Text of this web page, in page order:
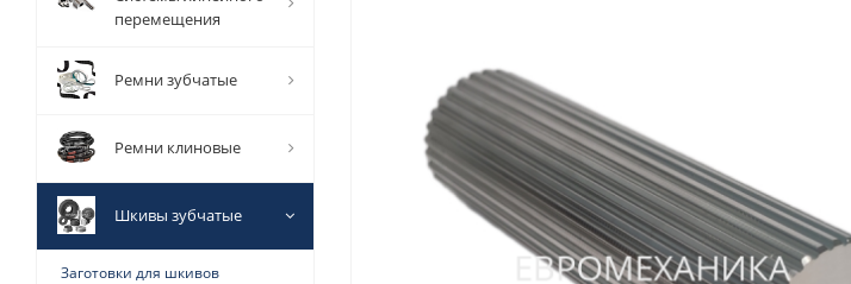
перемещения
Ремни зубчатые
Ремни клиновые
Шкивы зубчатые
Заготовки для шкивов